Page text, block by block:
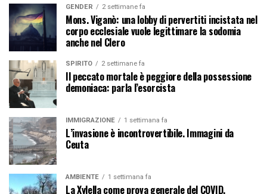
GENDER 2 settimane fa
Mons. Viganò: una lobby di pervertiti incistata nel
corpo ecclesiale vuole legittimare la sodomia
anche nel Clero
SPIRITO 2 settimane fa
Il peccato mortale è peggiore della possessione
demoniaca: parla l’esorcista
IMMIGRAZIONE 1 settimana fa
L’invasione è incontrovertibile. Immagini da
Ceuta
AMBIENTE 1 settimana fa
La Xylella come prova generale del COVID.